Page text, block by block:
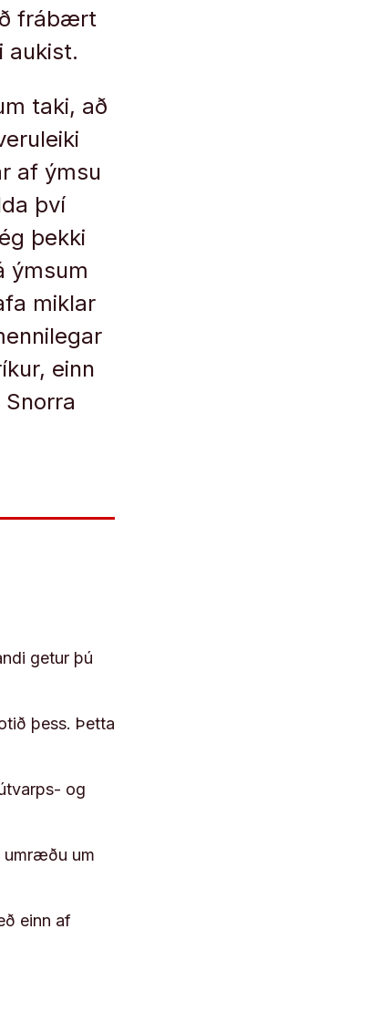
frábært
aukist.
taki, að
af ýmsu
því
þekki
ýmsum
miklar
einn
getur þú
þess. Þetta
og
umræðu um
einn af